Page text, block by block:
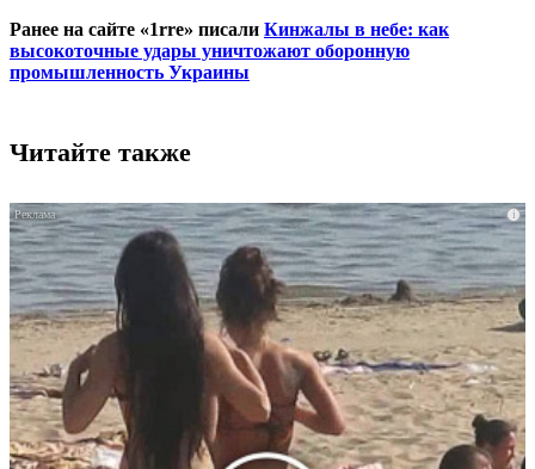
Ранее на сайте «1rre» писали Кинжалы в небе: как
высокоточные удары уничтожают оборонную
промышленность Украины
Читайте также
i